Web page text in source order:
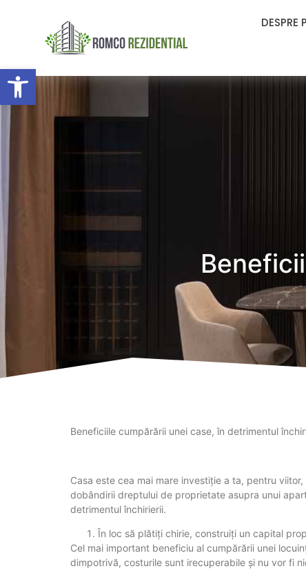
Deschide bara de unelte
DESPRE
Beneficiile cumpărării unei case, în detrimentul
Casa este cea mai mare investiție a ta, pentru
dobândirii dreptului de proprietate asupra unui
detrimentul închirierii.
În loc să plătiți chirie, construiți un capital
Cel mai important beneficiu al cumpărării unei
dimpotrivă, costurile sunt irecuperabile și nu vor fi